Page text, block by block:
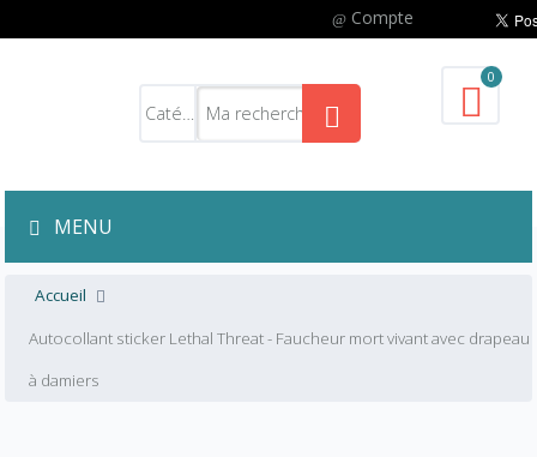
Compte
0
MENU
Accueil
Autocollant sticker Lethal Threat - Faucheur mort vivant avec drapeau
à damiers